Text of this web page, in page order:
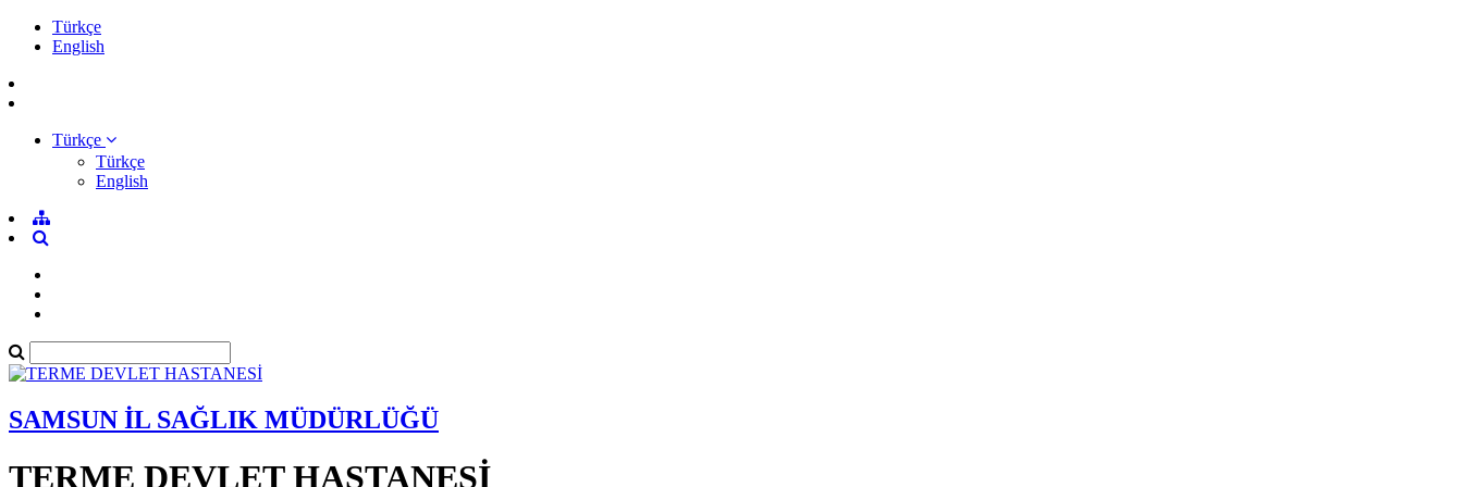
Türkçe
English
Türkçe
Türkçe
English
SAMSUN İL SAĞLIK MÜDÜRLÜĞÜ
TERME DEVLET HASTANESİ